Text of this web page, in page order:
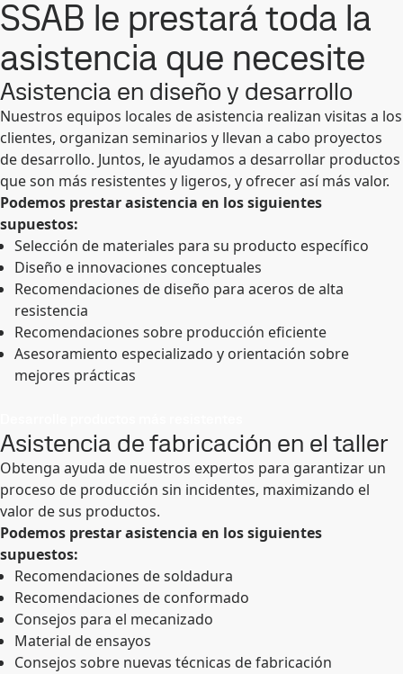
SSAB le prestará toda la
asistencia que necesite
Asistencia en diseño y desarrollo
Nuestros equipos locales de asistencia realizan visitas a los
clientes, organizan seminarios y llevan a cabo proyectos
de desarrollo. Juntos, le ayudamos a desarrollar productos
que son más resistentes y ligeros, y ofrecer así más valor.
Podemos prestar asistencia en los siguientes
supuestos:
Selección de materiales para su producto específico
Diseño e innovaciones conceptuales
Recomendaciones de diseño para aceros de alta
resistencia
Recomendaciones sobre producción eficiente
Asesoramiento especializado y orientación sobre
mejores prácticas
Asistencia de fabricación en el taller
Obtenga ayuda de nuestros expertos para garantizar un
proceso de producción sin incidentes, maximizando el
valor de sus productos.
Podemos prestar asistencia en los siguientes
supuestos:
Recomendaciones de soldadura
Recomendaciones de conformado
Consejos para el mecanizado
Material de ensayos
Consejos sobre nuevas técnicas de fabricación